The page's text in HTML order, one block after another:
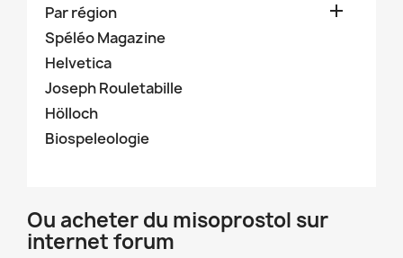
Par région 
Spéléo Magazine
Helvetica
Joseph Rouletabille
Hölloch
Biospeleologie
Ou acheter du misoprostol sur
internet forum